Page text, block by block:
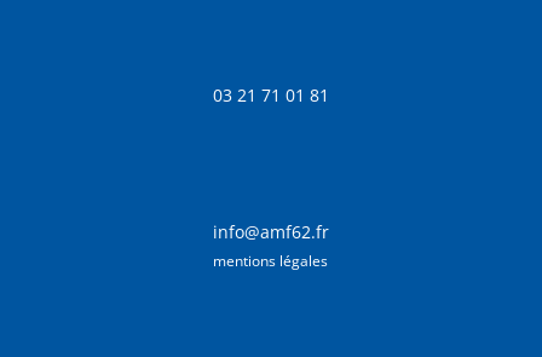
03 21 71 01 81
info@amf62.fr
mentions légales